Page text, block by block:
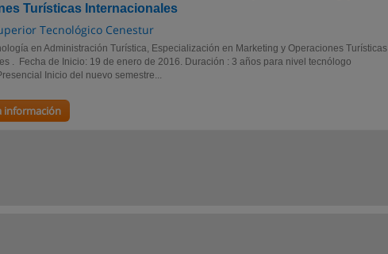
Turísticas Internacionales
Tecnológico Cenestur
en Administración Turística, Especialización en Marketing y Operaciones Turísticas
. Fecha de Inicio: 19 de enero de 2016. Duración : 3 años para nivel tecnólogo
Inicio del nuevo semestre...
información